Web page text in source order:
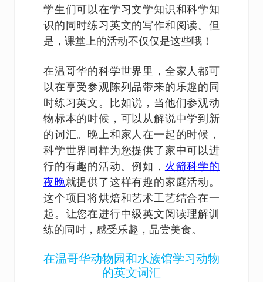
学生们可以在学习文学知识和科学知
识的同时练习英文的写作和阅读。但
是，课堂上的活动不仅仅是这些哦！
在温哥华的科学世界里，全家人都可
以在享受参观陈列品带来的乐趣的同
时练习英文。比如说，当他们参观动
物标本的时候，可以从解说中学到新
的词汇。晚上和家人在一起的时候，
科学世界同样为您提供了家中可以进
行的有趣的活动。例如， 火箭科学的
夜晚就提供了这样有趣的家庭活动。
这个项目将烘焙和艺术工艺结合在一
起。让您在进行中级英文阅读理解训
练的同时，感受乐趣，品尝美食。
在温哥华动物园和水族馆学习动物
的英文词汇